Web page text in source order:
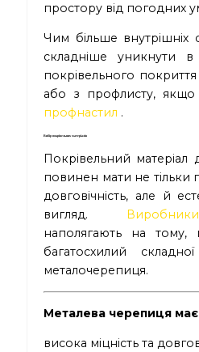
простору від погодних
Чим більше внутрішніх
складніше уникнути в
покрівельного
або з профлисту, якщо
профнастил .
Вибір покрівельних матеріалів
Покрівельний матеріал
повинен мати не тільки
довговічність, але й
вигляд.
наполягають на
багатосхилий
металочерепиця.
Металева черепиця
висока міцність та